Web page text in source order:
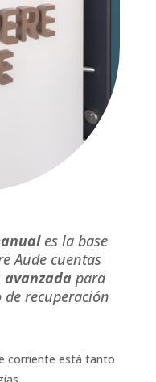
es la base
Aude cuentas
para
recuperación
corriente está tanto